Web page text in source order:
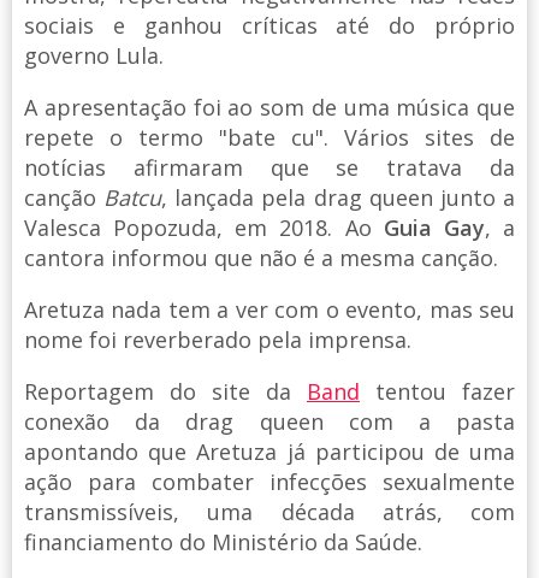
sociais e ganhou críticas até do próprio
governo Lula.
A apresentação foi ao som de uma música que
repete o termo "bate cu". Vários sites de
notícias afirmaram que se tratava da
canção Batcu, lançada pela drag queen junto a
Valesca Popozuda, em 2018. Ao Guia Gay, a
cantora informou que não é a mesma canção.
Aretuza nada tem a ver com o evento, mas seu
nome foi reverberado pela imprensa.
Reportagem do site da Band tentou fazer
conexão da drag queen com a pasta
apontando que Aretuza já participou de uma
ação para combater infecções sexualmente
transmissíveis, uma década atrás, com
financiamento do Ministério da Saúde.